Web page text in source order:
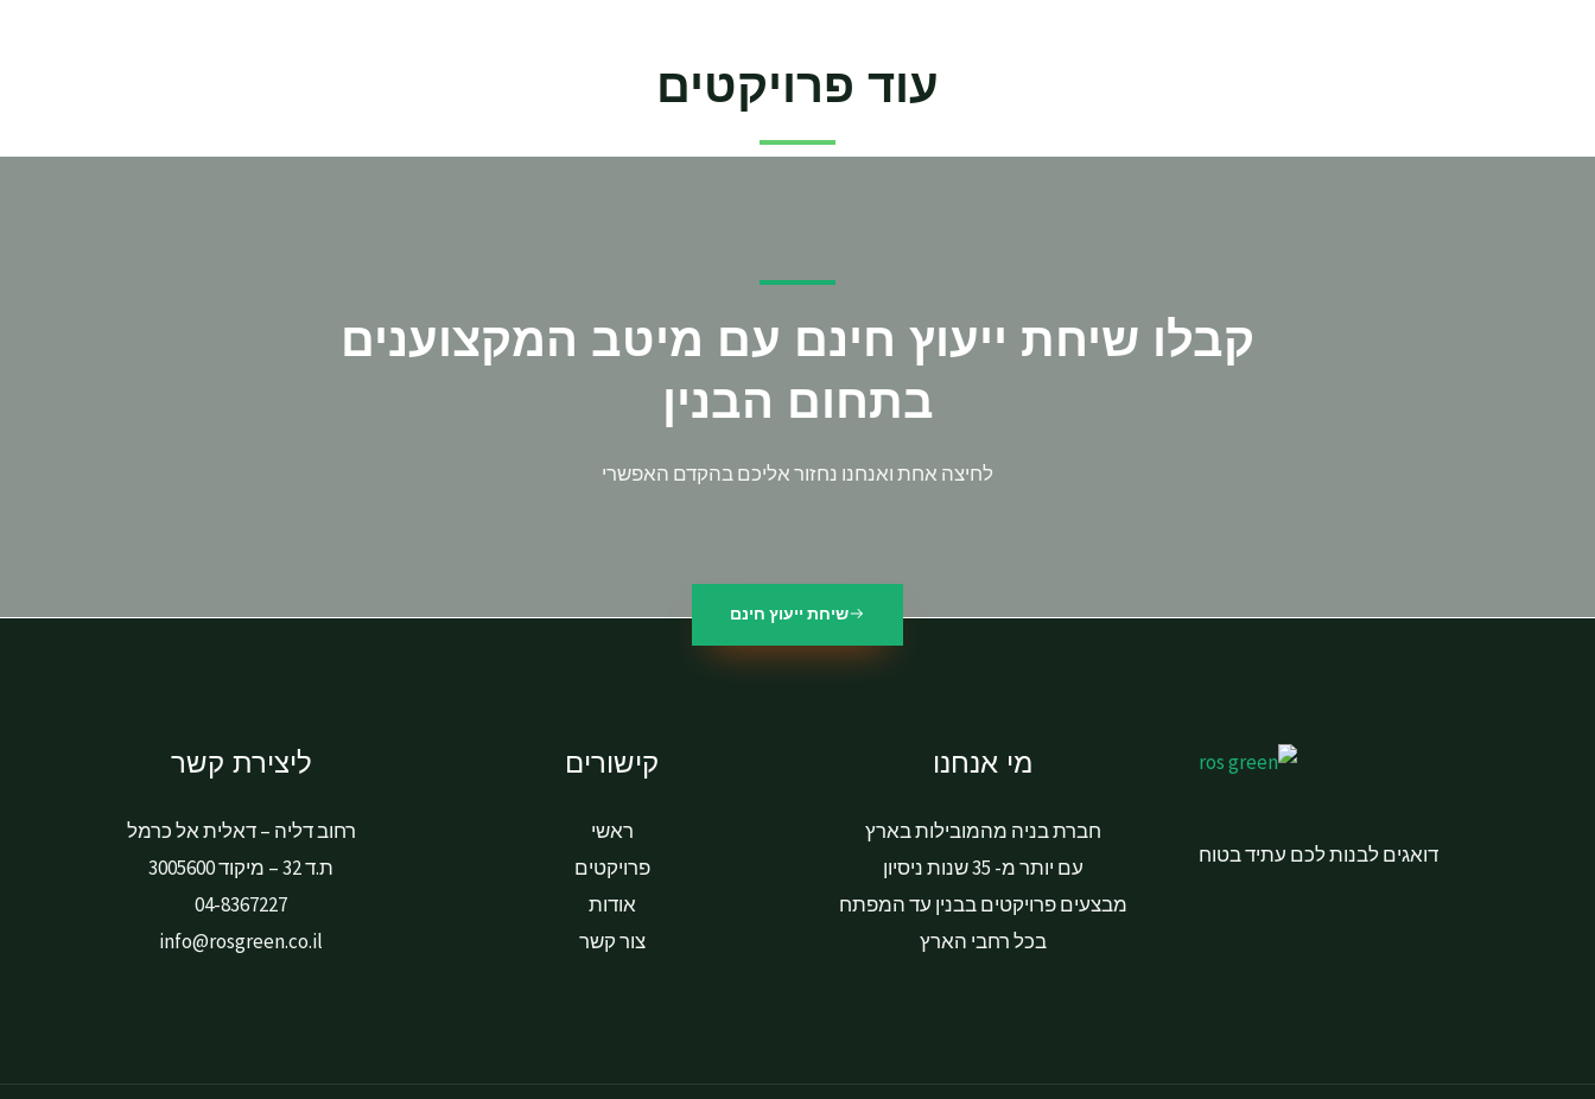
עוד פרויקטים
קבלו שיחת ייעוץ חינם עם מיטב המקצוענים
בתחום הבנין
לחיצה אחת ואנחנו נחזור אליכם בהקדם האפשרי
שיחת ייעוץ חינם
דואגים לבנות לכם עתיד בטוח
מי אנחנו
חברת בניה מהמובילות בארץ
עם יותר מ- 35 שנות ניסיון
מבצעים פרויקטים בבנין עד המפתח
בכל רחבי הארץ
קישורים
ראשי
פרויקטים
אודות
צור קשר
ליצירת קשר
רחוב דליה – דאלית אל כרמל
ת.ד 32 – מיקוד 3005600
04-8367227
info@rosgreen.co.il